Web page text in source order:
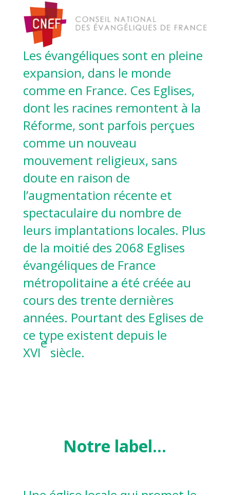
Les évangéliques sont en pleine
expansion, dans le monde
comme en France. Ces Eglises,
dont les racines remontent à la
Réforme, sont parfois perçues
comme un nouveau
mouvement religieux, sans
doute en raison de
l’augmentation récente et
spectaculaire du nombre de
leurs implantations locales. Plus
de la moitié des 2068 Eglises
évangéliques de France
métropolitaine a été créée au
cours des trente dernières
années. Pourtant des Eglises de
ce type existent depuis le
XVI
e
siècle.
Notre label…